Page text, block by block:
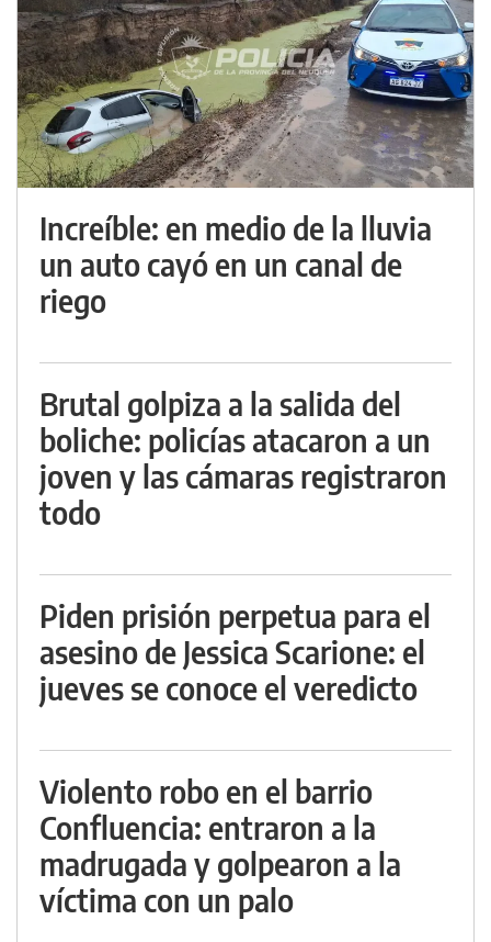
Increíble: en medio de la lluvia
un auto cayó en un canal de
riego
Brutal golpiza a la salida del
boliche: policías atacaron a un
joven y las cámaras registraron
todo
Piden prisión perpetua para el
asesino de Jessica Scarione: el
jueves se conoce el veredicto
Violento robo en el barrio
Confluencia: entraron a la
madrugada y golpearon a la
víctima con un palo